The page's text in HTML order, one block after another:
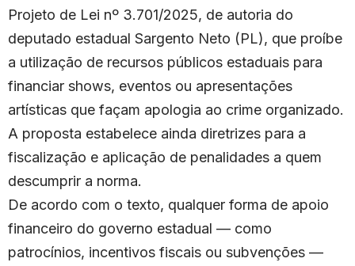
Projeto de Lei nº 3.701/2025, de autoria do
deputado estadual Sargento Neto (PL), que proíbe
a utilização de recursos públicos estaduais para
financiar shows, eventos ou apresentações
artísticas que façam apologia ao crime organizado.
A proposta estabelece ainda diretrizes para a
fiscalização e aplicação de penalidades a quem
descumprir a norma.
De acordo com o texto, qualquer forma de apoio
financeiro do governo estadual — como
patrocínios, incentivos fiscais ou subvenções —